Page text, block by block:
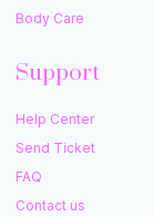
Body Care
Support
Help Center
Send Ticket
FAQ
Contact us